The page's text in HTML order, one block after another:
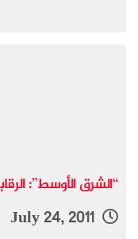
“الشرق الأوسط”: